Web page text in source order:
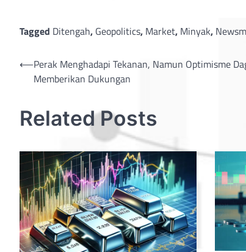
Tagged Ditengah, Geopolitics, Market, Minyak,
Post
navigation
⟵Perak Menghadapi Tekanan, Namun Optimisme
Memberikan Dukungan
Related Posts